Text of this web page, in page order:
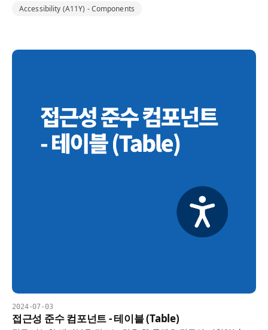
있는 사용자를 포함합니다. 다음은 WCAG 표준을 준수하는 접근
Accessibility (A11Y) - Components
2024-07-03
접근성 준수 컴포넌트 - 테이블 (Table)